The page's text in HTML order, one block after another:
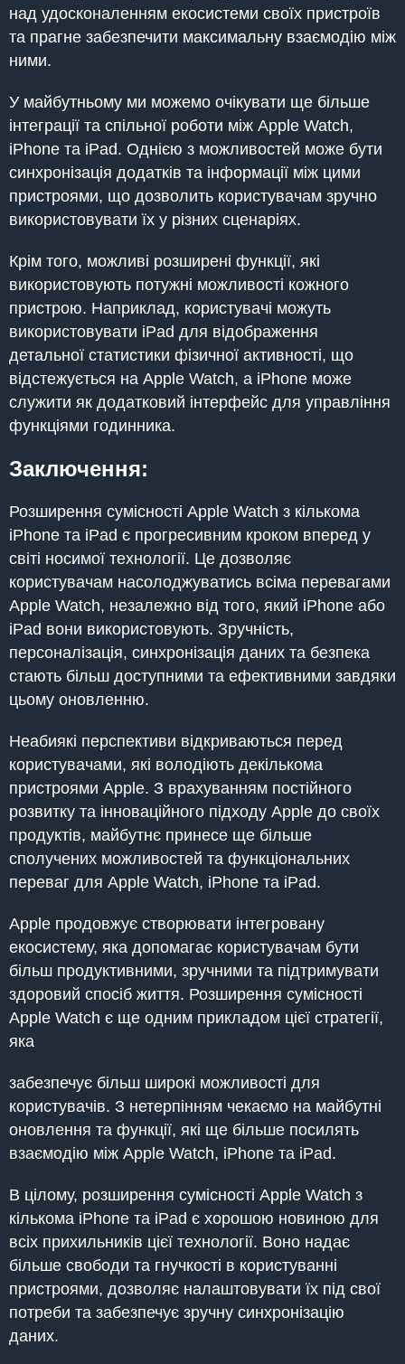
над удосконаленням екосистеми своїх пристроїв
та прагне забезпечити максимальну взаємодію між
ними.
У майбутньому ми можемо очікувати ще більше
інтеграції та спільної роботи між Apple Watch,
iPhone та iPad. Однією з можливостей може бути
синхронізація додатків та інформації між цими
пристроями, що дозволить користувачам зручно
використовувати їх у різних сценаріях.
Крім того, можливі розширені функції, які
використовують потужні можливості кожного
пристрою. Наприклад, користувачі можуть
використовувати iPad для відображення
детальної статистики фізичної активності, що
відстежується на Apple Watch, а iPhone може
служити як додатковий інтерфейс для управління
функціями годинника.
Заключення:
Розширення сумісності Apple Watch з кількома
iPhone та iPad є прогресивним кроком вперед у
світі носимої технології. Це дозволяє
користувачам насолоджуватись всіма перевагами
Apple Watch, незалежно від того, який iPhone або
iPad вони використовують. Зручність,
персоналізація, синхронізація даних та безпека
стають більш доступними та ефективними завдяки
цьому оновленню.
Неабиякі перспективи відкриваються перед
користувачами, які володіють декількома
пристроями Apple. З врахуванням постійного
розвитку та інноваційного підходу Apple до своїх
продуктів, майбутнє принесе ще більше
сполучених можливостей та функціональних
переваг для Apple Watch, iPhone та iPad.
Apple продовжує створювати інтегровану
екосистему, яка допомагає користувачам бути
більш продуктивними, зручними та підтримувати
здоровий спосіб життя. Розширення сумісності
Apple Watch є ще одним прикладом цієї стратегії,
яка
забезпечує більш широкі можливості для
користувачів. З нетерпінням чекаємо на майбутні
оновлення та функції, які ще більше посилять
взаємодію між Apple Watch, iPhone та iPad.
В цілому, розширення сумісності Apple Watch з
кількома iPhone та iPad є хорошою новиною для
всіх прихильників цієї технології. Воно надає
більше свободи та гнучкості в користуванні
пристроями, дозволяє налаштовувати їх під свої
потреби та забезпечує зручну синхронізацію
даних.